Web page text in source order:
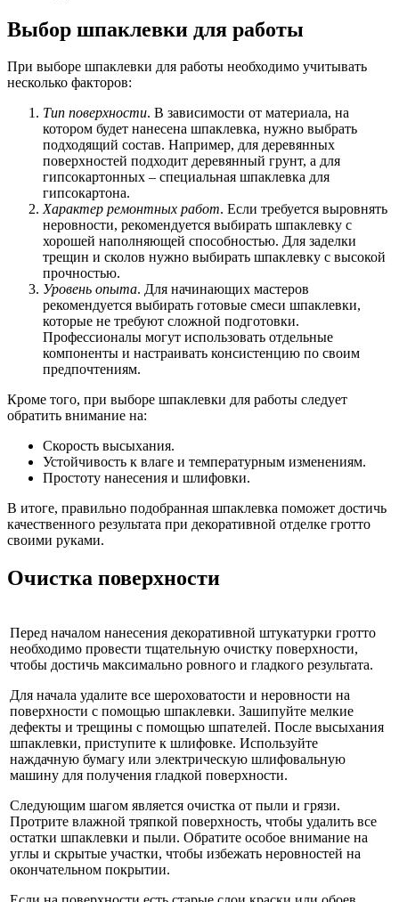
Выбор шпаклевки для работы
При выборе шпаклевки для работы необходимо учитывать
несколько факторов:
Тип поверхности. В зависимости от материала, на
котором будет нанесена шпаклевка, нужно выбрать
подходящий состав. Например, для деревянных
поверхностей подходит деревянный грунт, а для
гипсокартонных – специальная шпаклевка для
гипсокартона.
Характер ремонтных работ. Если требуется выровнять
неровности, рекомендуется выбирать шпаклевку с
хорошей наполняющей способностью. Для заделки
трещин и сколов нужно выбирать шпаклевку с высокой
прочностью.
Уровень опыта. Для начинающих мастеров
рекомендуется выбирать готовые смеси шпаклевки,
которые не требуют сложной подготовки.
Профессионалы могут использовать отдельные
компоненты и настраивать консистенцию по своим
предпочтениям.
Кроме того, при выборе шпаклевки для работы следует
обратить внимание на:
Скорость высыхания.
Устойчивость к влаге и температурным изменениям.
Простоту нанесения и шлифовки.
В итоге, правильно подобранная шпаклевка поможет достичь
качественного результата при декоративной отделке гротто
своими руками.
Очистка поверхности
Перед началом нанесения декоративной штукатурки гротто
необходимо провести тщательную очистку поверхности,
чтобы достичь максимально ровного и гладкого результата.
Для начала удалите все шероховатости и неровности на
поверхности с помощью шпаклевки. Зашипуйте мелкие
дефекты и трещины с помощью шпателей. После высыхания
шпаклевки, приступите к шлифовке. Используйте
наждачную бумагу или электрическую шлифовальную
машину для получения гладкой поверхности.
Следующим шагом является очистка от пыли и грязи.
Протрите влажной тряпкой поверхность, чтобы удалить все
остатки шпаклевки и пыли. Обратите особое внимание на
углы и скрытые участки, чтобы избежать неровностей на
окончательном покрытии.